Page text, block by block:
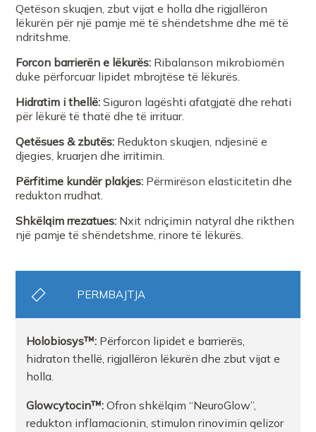
Qetëson skuqjen, zbut vijat e holla dhe rigjallëron
lëkurën për një pamje më të shëndetshme dhe më të
ndritshme.
Forcon barrierën e lëkurës: Ribalanson mikrobiomën
duke përforcuar lipidet mbrojtëse të lëkurës.
Hidratim i thellë: Siguron lagështi afatgjatë dhe rehati
për lëkurë të thatë dhe të irrituar.
Qetësues & zbutës: Redukton skuqjen, ndjesinë e
djegies, kruarjen dhe irritimin.
Përfitime kundër plakjes: Përmirëson elasticitetin dhe
redukton rrudhat.
Shkëlqim rrezatues: Nxit ndriçimin natyral dhe rikthen
një pamje të shëndetshme, rinore të lëkurës.
PERMBAJTJA
Holobiosys™: Përforcon lipidet e barrierës,
hidraton thellë, rigjallëron lëkurën dhe zbut vijat e
holla.
Glowcytocin™: Ofron shkëlqim “NeuroGlow”,
redukton inflamacionin, stimulon rinovimin qelizor